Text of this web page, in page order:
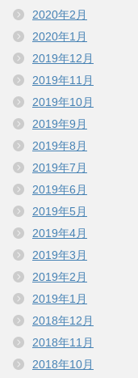
2020年2月
2020年1月
2019年12月
2019年11月
2019年10月
2019年9月
2019年8月
2019年7月
2019年6月
2019年5月
2019年4月
2019年3月
2019年2月
2019年1月
2018年12月
2018年11月
2018年10月